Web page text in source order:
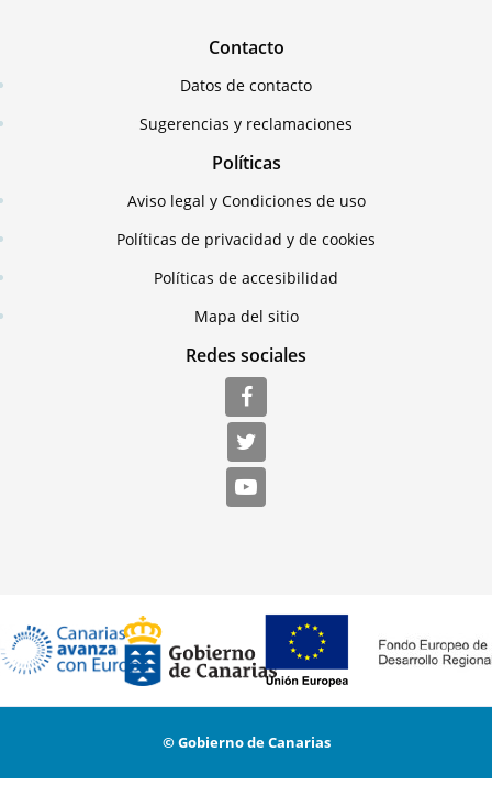
Contacto
Datos de contacto
Sugerencias y reclamaciones
Políticas
Aviso legal y Condiciones de uso
Políticas de privacidad y de cookies
Políticas de accesibilidad
Mapa del sitio
Redes sociales
© Gobierno de Canarias